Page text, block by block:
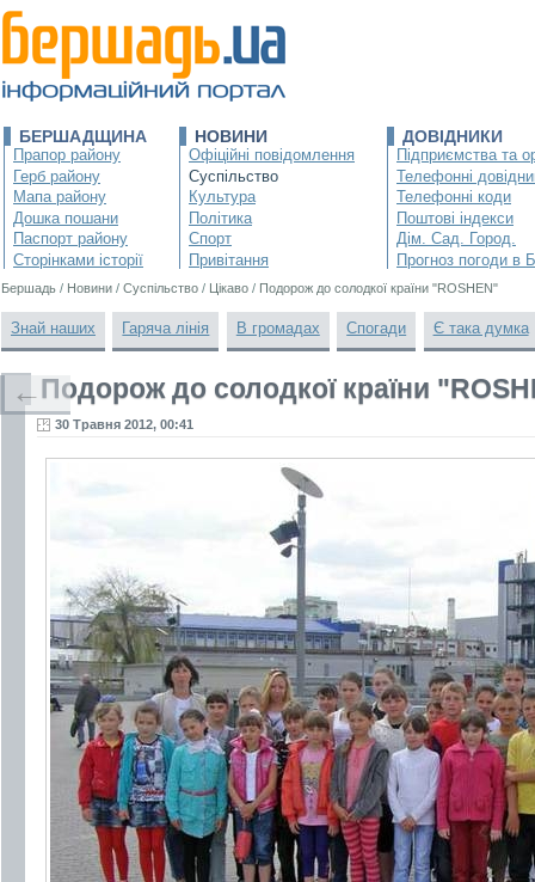
БЕРШАДЩИНА
Прапор району
Герб району
Мапа району
Дошка пошани
Паспорт району
Сторінками історії
НОВИНИ
Офіційні повідомлення
Суспільство
Культура
Політика
Спорт
Привітання
ДОВІДНИКИ
Підприємства та
Телефонні
Телефонні коди
Поштові індекси
Дім. Сад. Город.
Прогноз погоди в
Бершадь / Новини / Суспільство / Цікаво / Подорож до солодкої країни "ROSHEN"
Знай наших Гаряча лінія В громадах Спогади Є така думка
Подорож до солодкої країни
30 Травня 2012, 00:41
←